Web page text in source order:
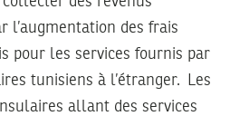
l’augmentation des frais
pour les services fournis par
tunisiens à l’étranger. Les
allant des services